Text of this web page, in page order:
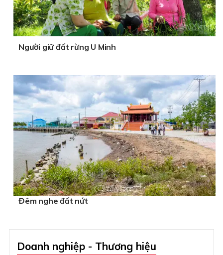
Người giữ đất rừng U Minh
Đêm nghe đất nứt
Doanh nghiệp - Thương hiệu